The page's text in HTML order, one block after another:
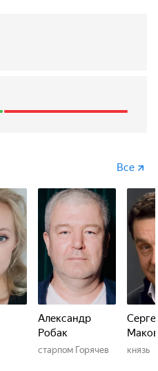
Все
Александр
Робак
старпом Горячев князь